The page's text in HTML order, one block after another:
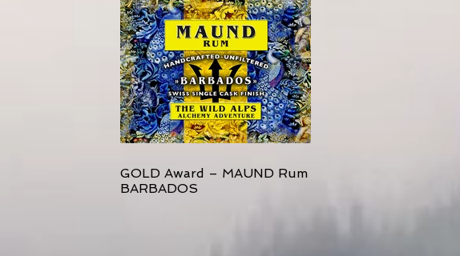
GOLD Award – MAUND Rum
BARBADOS